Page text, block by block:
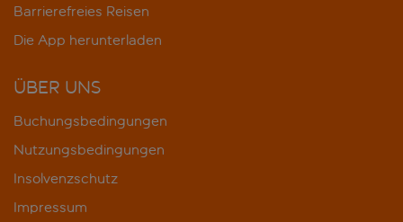
Barrierefreies Reisen
Die App herunterladen
ÜBER UNS
Buchungsbedingungen
Nutzungsbedingungen
Insolvenzschutz
Impressum